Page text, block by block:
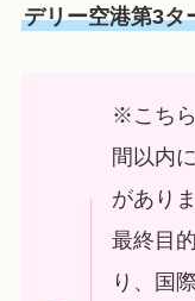
デリー空港第3タ
※こち
間以内
があり
最終目
り、国